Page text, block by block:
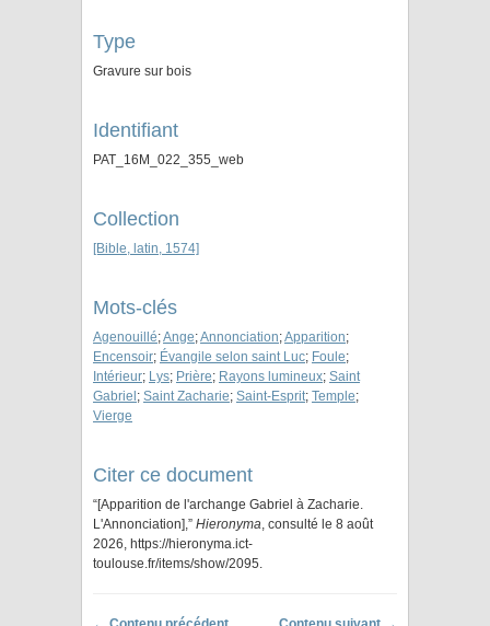
Type
Gravure sur bois
Identifiant
PAT_16M_022_355_web
Collection
[Bible, latin, 1574]
Mots-clés
Agenouillé;Ange;Annonciation;Apparition;
Encensoir; Évangile selon saint Luc; Foule;
Intérieur; Lys; Prière; Rayons lumineux; Saint
Gabriel ; Saint Zacharie; Saint-Esprit; Temple;
Vierge
Citer ce document
“[Apparition de l'archange Gabriel à Zacharie.
L'Annonciation],” Hieronyma, consulté le 8 août
2026, https://hieronyma.ict-
toulouse.fr/items/show/2095.